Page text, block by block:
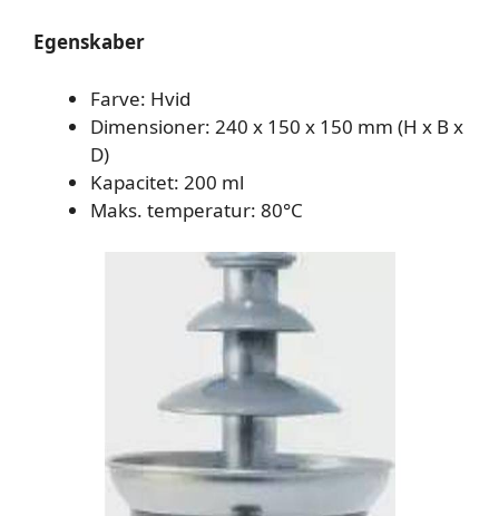
Egenskaber
Farve: Hvid
Dimensioner: 240 x 150 x 150 mm (H x B x
D)
Kapacitet: 200 ml
Maks. temperatur: 80°C